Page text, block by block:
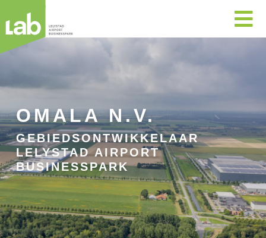

OMALA N.V.
GEBIEDSONTWIKKELAAR
LELYSTAD AIRPORT
BUSINESSPARK